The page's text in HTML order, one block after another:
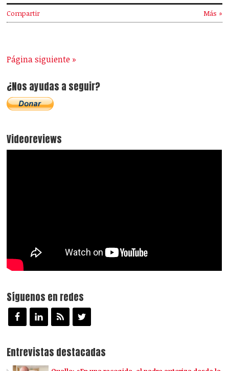
Compartir Más »
Página siguiente »
¿Nos ayudas a seguir?
Videoreviews
Síguenos en redes
Entrevistas destacadas